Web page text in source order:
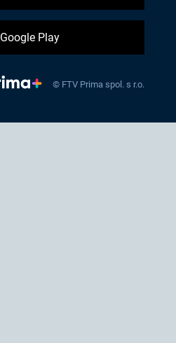
Google Play
© FTV Prima spol. s r.o.